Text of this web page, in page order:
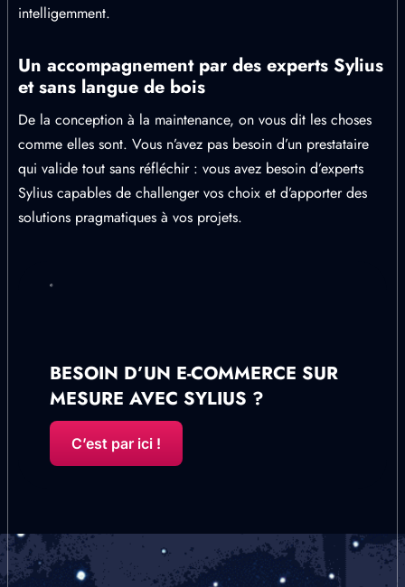
intelligemment.
Un accompagnement par des experts Sylius
et sans langue de bois
De la conception à la maintenance, on vous dit les choses
comme elles sont. Vous n’avez pas besoin d’un prestataire
qui valide tout sans réfléchir : vous avez besoin d’experts
Sylius capables de challenger vos choix et d’apporter des
solutions pragmatiques à vos projets.
BESOIN D’UN E-COMMERCE SUR
MESURE AVEC SYLIUS ?
C’est par ici !